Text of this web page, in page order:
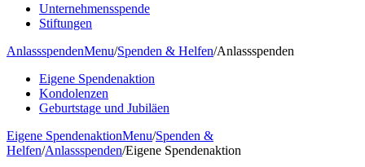
Unternehmensspende
Stiftungen
AnlassspendenMenu/Spenden & Helfen/Anlassspenden
Eigene Spendenaktion
Kondolenzen
Geburtstage und Jubiläen
Eigene SpendenaktionMenu/Spenden &
Helfen/Anlassspenden/Eigene Spendenaktion